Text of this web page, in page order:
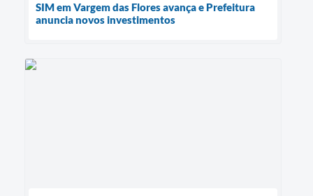
SIM em Vargem das Flores avança e Prefeitura
anuncia novos investimentos